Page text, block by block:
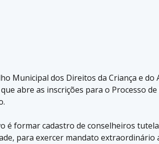
Municipal dos Direitos da Criança e do
abre as inscrições para o Processo
é formar cadastro de conselheiros
para exercer mandato